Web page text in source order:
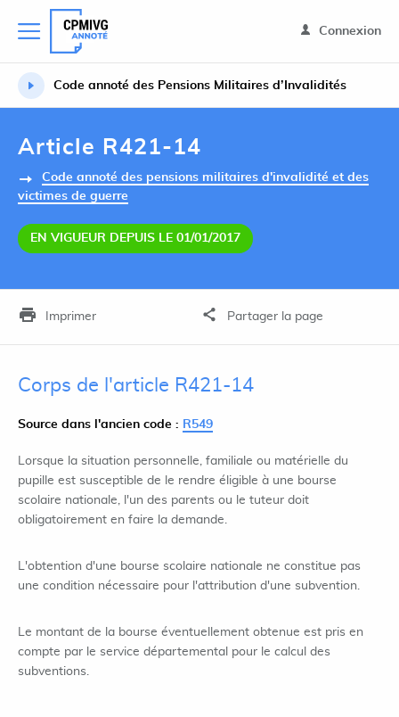
Connexion
Code annoté des Pensions Militaires d’Invalidités
Article R421-14
Code annoté des pensions militaires d'invalidité et des
victimes de guerre
EN VIGUEUR DEPUIS LE 01/01/2017
Imprimer Partager la page
Corps de l'article R421-14
Source dans l'ancien code : R549
Lorsque la situation personnelle, familiale ou matérielle du
pupille est susceptible de le rendre éligible à une bourse
scolaire nationale, l'un des parents ou le tuteur doit
obligatoirement en faire la demande.
L'obtention d'une bourse scolaire nationale ne constitue pas
une condition nécessaire pour l'attribution d'une subvention.
Le montant de la bourse éventuellement obtenue est pris en
compte par le service départemental pour le calcul des
subventions.